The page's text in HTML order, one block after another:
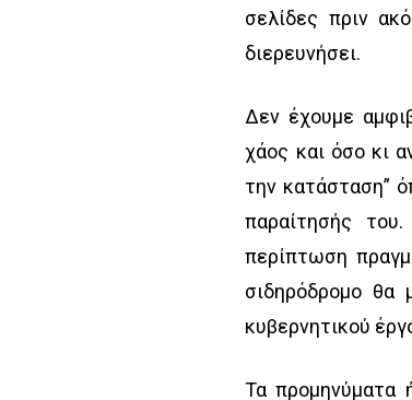
σελίδες πριν
διερευνήσει.
Δεν έχουμε
χάος και όσο κι
την κατάσταση”
παραίτησής
περίπτωση
σιδηρόδρομο θα
κυβερνητικού
Τα προμηνύματα